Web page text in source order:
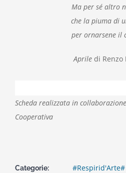
Ma per sé altro
che la piuma di
per ornarsene il
Aprile di Renzo
Scheda realizzata in
Cooperativa
Categorie: #Respirid'Arte#